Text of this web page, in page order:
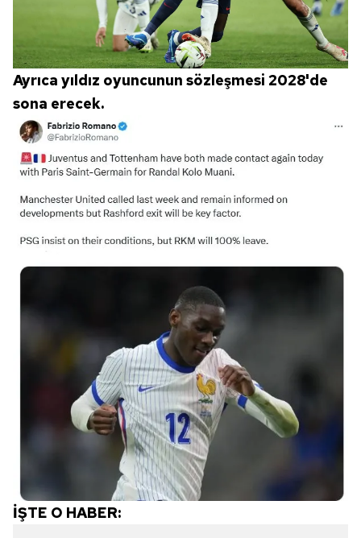
Ayrıca yıldız oyuncunun sözleşmesi 2028'de
sona erecek.
İŞTE O HABER: